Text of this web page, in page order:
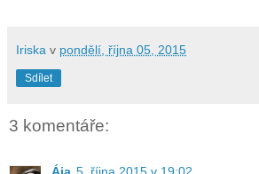
Iriska v pondělí, října 05, 2015
Sdílet
3 komentáře: